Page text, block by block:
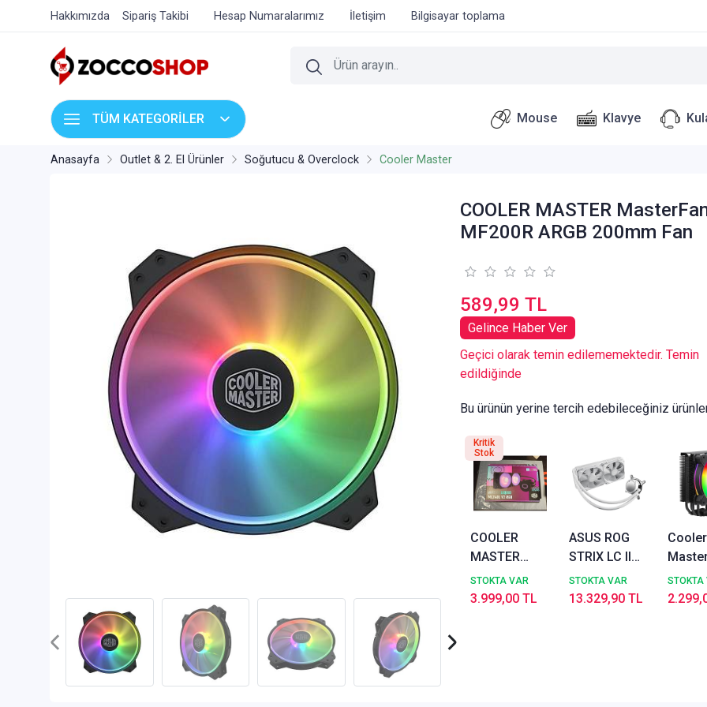
Hakkımızda Sipariş Takibi Hesap Numaralarımız İletişim Bilgisayar toplama
TÜM KATEGORİLER Mouse Klavye
Anasayfa Outlet & 2. El Ürünler Soğutucu & Overclock Cooler Master
COOLER MASTER
MF200R ARGB 200mm Fan
589,99 TL
Gelince Haber Ver
Geçici olarak temin edilememektedir. Temin
edildiğinde
Bu ürünün yerine tercih edebileceğiniz
COOLER
MASTER
ML240L V2
RGB SIVI
STOKTA VAR
3.999,00 TL
Kritik
Stok
ASUS ROG
STRIX LC II
240 ARGB
AURA SYNC
STOKTA VAR
13.329,90 TL
Cooler
212
Black
STOKTA